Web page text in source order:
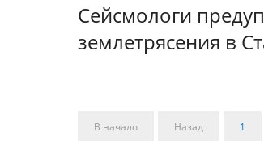
Сейсмологи
землетрясения в
В начало Назад 1